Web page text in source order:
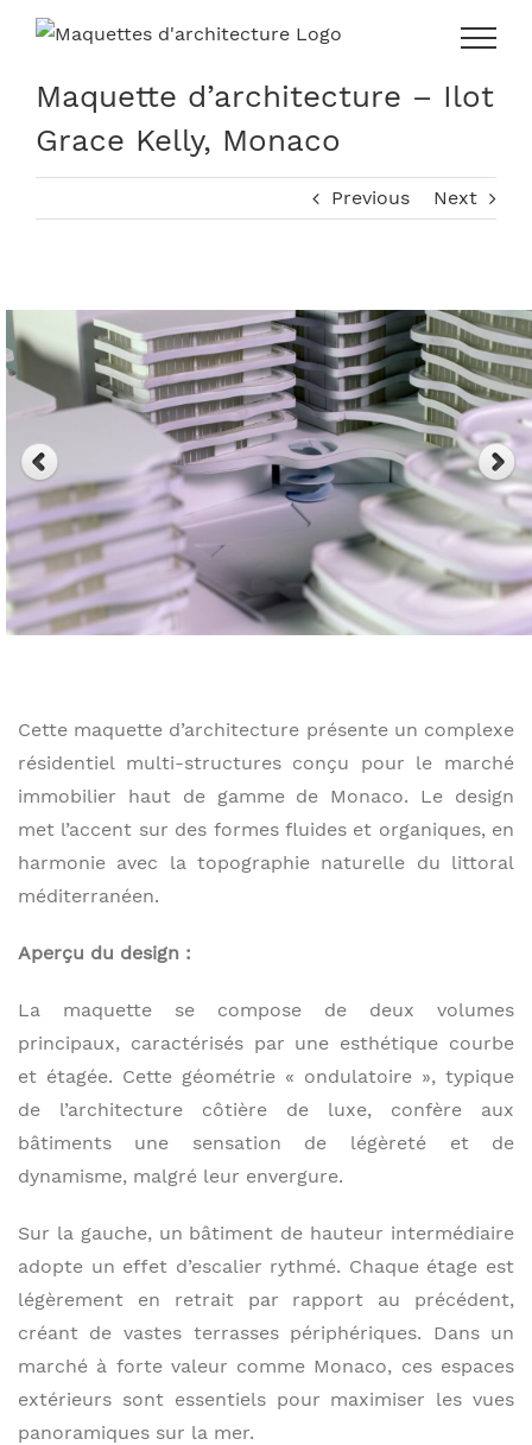
Skip
contentMaquette d’architecture – Ilot
Grace Kelly, Monaco
Previous Next
Cette maquette d’architecture présente un complexe
résidentiel multi-structures conçu pour le marché
immobilier haut de gamme de Monaco. Le design
met l’accent sur des formes fluides et organiques, en
harmonie avec la topographie naturelle du littoral
méditerranéen.
Aperçu du design :
La maquette se compose de deux volumes
principaux, caractérisés par une esthétique courbe
et étagée. Cette géométrie « ondulatoire », typique
de l’architecture côtière de luxe, confère aux
bâtiments une sensation de légèreté et de
dynamisme, malgré leur envergure.
Sur la gauche, un bâtiment de hauteur intermédiaire
adopte un effet d’escalier rythmé. Chaque étage est
légèrement en retrait par rapport au précédent,
créant de vastes terrasses périphériques. Dans un
marché à forte valeur comme Monaco, ces espaces
extérieurs sont essentiels pour maximiser les vues
panoramiques sur la mer.